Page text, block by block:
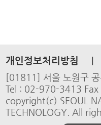
개인정보처리방침
[01811] 서울 노원구
Tel : 02-970-3413
copyright(c) SEOUL
TECHNOLOGY. All